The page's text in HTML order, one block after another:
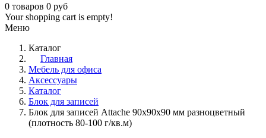
0 товаров 0 руб
Your shopping cart is empty!
Меню
Каталог
Главная
Мебель для офиса
Аксессуары
Каталог
Блок для записей
Блок для записей Attache 90x90x90 мм разноцветный
(плотность 80-100 г/кв.м)